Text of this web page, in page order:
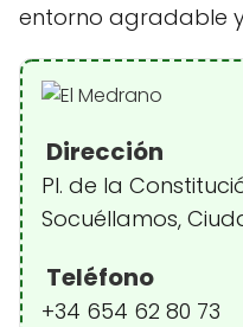
entorno agradable
Dirección
Pl. de la
Socuéllamos,
Teléfono
+34 654 62 80 73